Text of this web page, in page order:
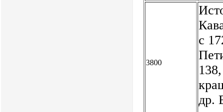
3800
с
др.